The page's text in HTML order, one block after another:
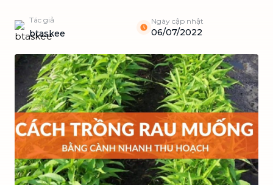
Tác giả
btaskee
Ngày cập nhật
06/07/2022